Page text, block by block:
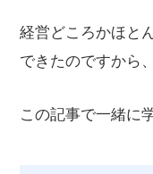
経営どころかほと
できたのですから
この記事で一緒に